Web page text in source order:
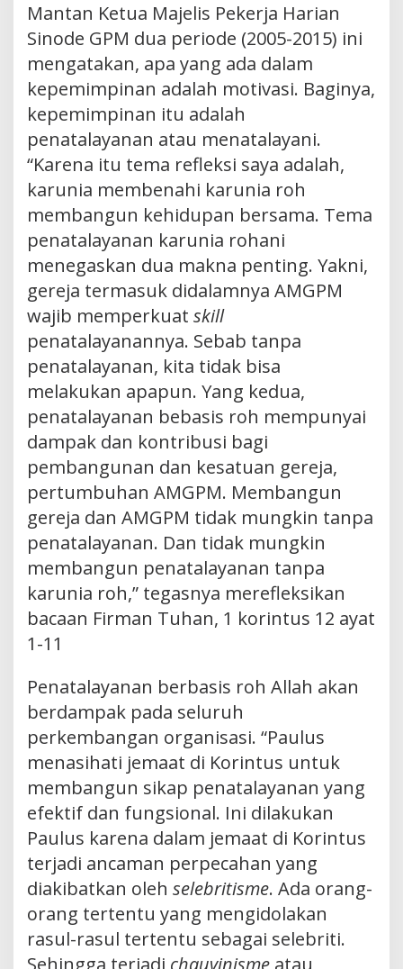
Mantan Ketua Majelis Pekerja Harian
Sinode GPM dua periode (2005-2015) ini
mengatakan, apa yang ada dalam
kepemimpinan adalah motivasi. Baginya,
kepemimpinan itu adalah
penatalayanan atau menatalayani.
“Karena itu tema refleksi saya adalah,
karunia membenahi karunia roh
membangun kehidupan bersama. Tema
penatalayanan karunia rohani
menegaskan dua makna penting. Yakni,
gereja termasuk didalamnya AMGPM
wajib memperkuat skill
penatalayanannya. Sebab tanpa
penatalayanan, kita tidak bisa
melakukan apapun. Yang kedua,
penatalayanan bebasis roh mempunyai
dampak dan kontribusi bagi
pembangunan dan kesatuan gereja,
pertumbuhan AMGPM. Membangun
gereja dan AMGPM tidak mungkin tanpa
penatalayanan. Dan tidak mungkin
membangun penatalayanan tanpa
karunia roh,” tegasnya merefleksikan
bacaan Firman Tuhan, 1 korintus 12 ayat
1-11
Penatalayanan berbasis roh Allah akan
berdampak pada seluruh
perkembangan organisasi. “Paulus
menasihati jemaat di Korintus untuk
membangun sikap penatalayanan yang
efektif dan fungsional. Ini dilakukan
Paulus karena dalam jemaat di Korintus
terjadi ancaman perpecahan yang
diakibatkan oleh selebritisme. Ada orang-
orang tertentu yang mengidolakan
rasul-rasul tertentu sebagai selebriti.